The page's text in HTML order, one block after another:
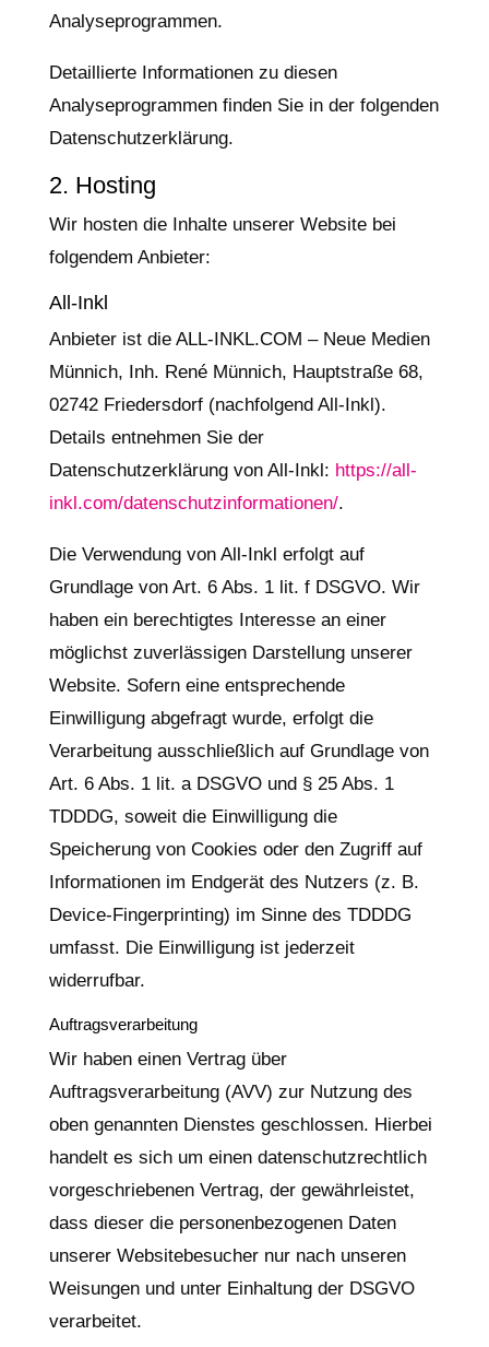
Analyseprogrammen.
Detaillierte Informationen zu diesen
Analyseprogrammen finden Sie in der folgenden
Datenschutzerklärung.
2. Hosting
Wir hosten die Inhalte unserer Website bei
folgendem Anbieter:
All-Inkl
Anbieter ist die ALL-INKL.COM – Neue Medien
Münnich, Inh. René Münnich, Hauptstraße 68,
02742 Friedersdorf (nachfolgend All-Inkl).
Details entnehmen Sie der
Datenschutzerklärung von All-Inkl: https://all-
inkl.com/datenschutzinformationen/.
Die Verwendung von All-Inkl erfolgt auf
Grundlage von Art. 6 Abs. 1 lit. f DSGVO. Wir
haben ein berechtigtes Interesse an einer
möglichst zuverlässigen Darstellung unserer
Website. Sofern eine entsprechende
Einwilligung abgefragt wurde, erfolgt die
Verarbeitung ausschließlich auf Grundlage von
Art. 6 Abs. 1 lit. a DSGVO und § 25 Abs. 1
TDDDG, soweit die Einwilligung die
Speicherung von Cookies oder den Zugriff auf
Informationen im Endgerät des Nutzers (z. B.
Device-Fingerprinting) im Sinne des TDDDG
umfasst. Die Einwilligung ist jederzeit
widerrufbar.
Auftragsverarbeitung
Wir haben einen Vertrag über
Auftragsverarbeitung (AVV) zur Nutzung des
oben genannten Dienstes geschlossen. Hierbei
handelt es sich um einen datenschutzrechtlich
vorgeschriebenen Vertrag, der gewährleistet,
dass dieser die personenbezogenen Daten
unserer Websitebesucher nur nach unseren
Weisungen und unter Einhaltung der DSGVO
verarbeitet.